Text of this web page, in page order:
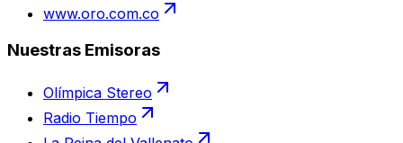
www.oro.com.co
Nuestras Emisoras
Olímpica Stereo
Radio Tiempo